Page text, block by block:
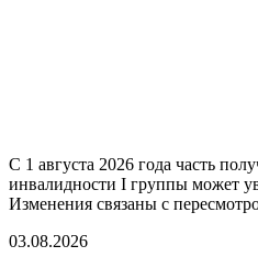
С 1 августа 2026 года часть
инвалидности I группы может
Изменения связаны с
03.08.2026